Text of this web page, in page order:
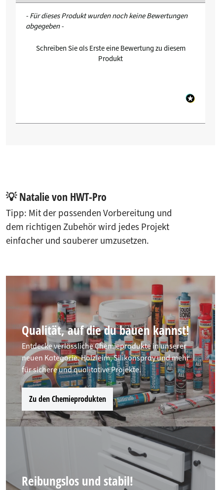
- Für dieses Produkt wurden noch keine Bewertungen
abgegeben -
Schreiben Sie als Erste eine Bewertung zu diesem
Produkt
New content loaded
💡 Natalie von HWT-Pro
Tipp: Mit der passenden Vorbereitung und
dem richtigen Zubehör wird jedes Projekt
einfacher und sauberer umzusetzen.
Qualität, auf die du bauen kannst!
Entdecke verlässliche Chemieprodukte in unserer
neuen Kategorie. Holzleim, Silikonspray und mehr
für sichere und qualitative Projekte.
Zu den Chemieprodukten
Reibungslos und stabil!